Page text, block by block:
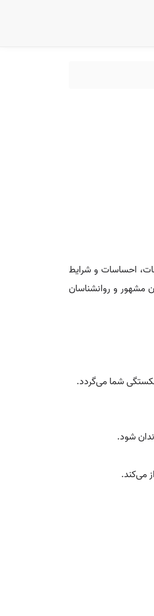
احساسات و شرایط
مشهور و روانشناسان
شما می‌گردد.
شود.
می‌کند.